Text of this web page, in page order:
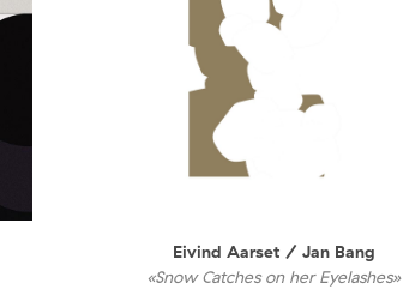
Eivind Aarset / Jan Bang
«Snow Catches on her Eyelashes»